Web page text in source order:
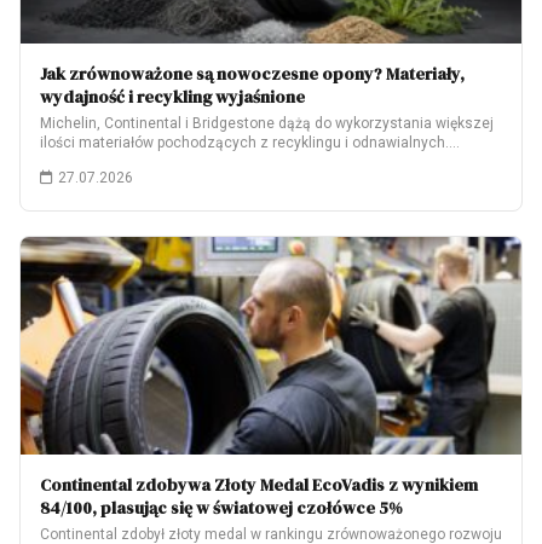
Jak zrównoważone są nowoczesne opony? Materiały,
wydajność i recykling wyjaśnione
Michelin, Continental i Bridgestone dążą do wykorzystania większej
ilości materiałów pochodzących z recyklingu i odnawialnych.…
27.07.2026
Continental zdobywa Złoty Medal EcoVadis z wynikiem
84/100, plasując się w światowej czołówce 5%
Continental zdobył złoty medal w rankingu zrównoważonego rozwoju